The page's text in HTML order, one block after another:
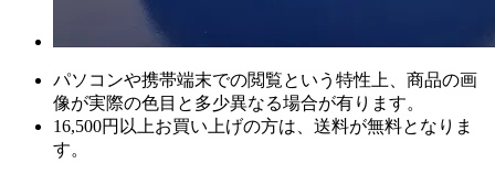
パソコンや携帯端末での閲覧という特性上、商品の画
像が実際の色目と多少異なる場合が有ります。
16,500円以上お買い上げの方は、 送料が無料となりま
す。